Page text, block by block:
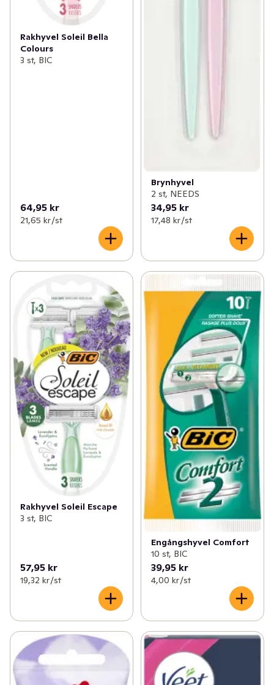
Rakhyvel Soleil Bella
Colours
3 st, BIC
64,95 kr
21,65 kr /st
Brynhyvel
2 st, NEEDS
34,95 kr
17,48 kr /st
Rakhyvel Soleil Escape
3 st, BIC
57,95 kr
19,32 kr /st
Engångshyvel Comfort
10 st, BIC
39,95 kr
4,00 kr /st